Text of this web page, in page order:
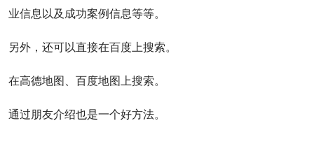
业信息以及成功案例信息等等。
另外，还可以直接在百度上搜索。
在高德地图、百度地图上搜索。
通过朋友介绍也是一个好方法。